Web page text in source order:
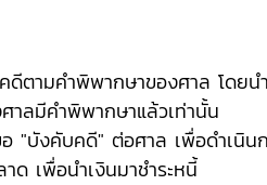
ดีตามคำพิพากษาของศาล โดย
าลมีคำพิพากษาแล้วเท่านั้น
"บังคับคดี" ต่อศาล เพื่อดำเนิน
เพื่อนำเงินมาชำระหนี้